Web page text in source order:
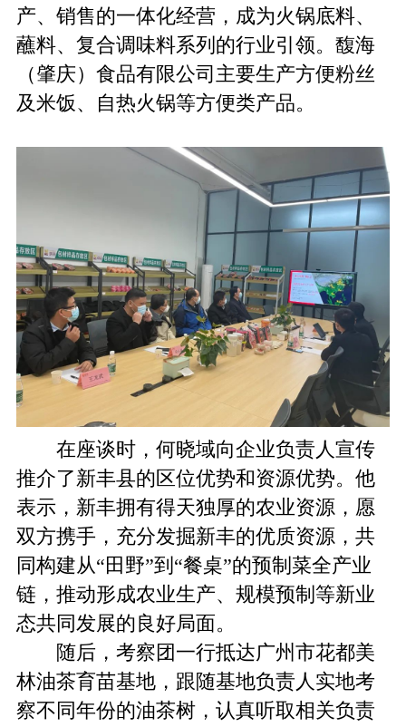
产、销售的一体化经营，成为火锅底料、
蘸料、复合调味料系列的行业引领。馥海
（肇庆）食品有限公司主要生产方便粉丝
及米饭、自热火锅等方便类产品。
在座谈时，何晓域向企业负责人宣传
推介了新丰县的区位优势和资源优势。他
表示，新丰拥有得天独厚的农业资源，愿
双方携手，充分发掘新丰的优质资源，共
同构建从“田野”到“餐桌”的预制菜全产业
链，推动形成农业生产、规模预制等新业
态共同发展的良好局面。
随后，考察团一行抵达广州市花都美
林油茶育苗基地，跟随基地负责人实地考
察不同年份的油茶树，认真听取相关负责